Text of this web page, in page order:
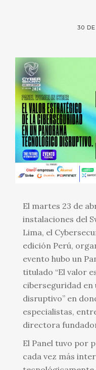
30
El martes 23 de
instalaciones del
Lima, el
edición Perú,
evento hubo un
titulado “El valor
ciberseguridad
disruptivo” en
especialistas,
directora
El Panel tuvo por
cada vez más